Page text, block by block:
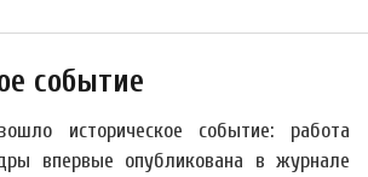
событие
историческое событие: работа
впервые опубликована в журнале